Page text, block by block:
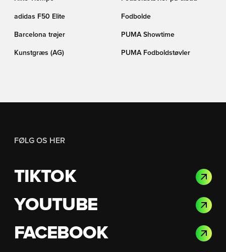
adidas F50 Elite Fodbolde
Barcelona trøjer PUMA Showtime
Kunstgræs (AG) PUMA Fodboldstøvler
FØLG OS HER
TIKTOK
YOUTUBE
FACEBOOK